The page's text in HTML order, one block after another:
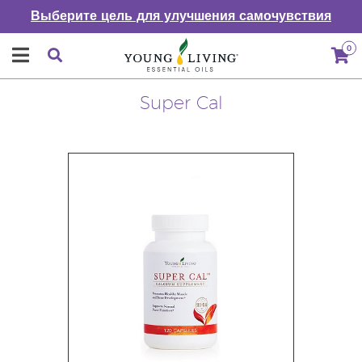
Выберите цель для улучшения самочувствия
0
Super Cal